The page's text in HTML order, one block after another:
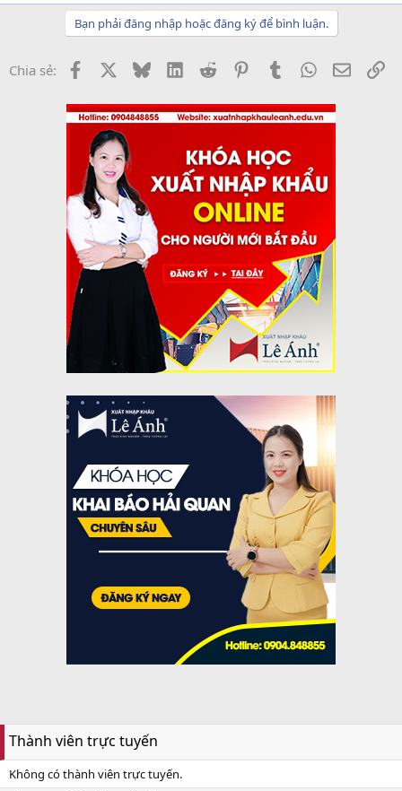
Bạn phải đăng nhập hoặc đăng ký để bình luận.
Chia sẻ: Facebook BlueskyLinkedInReddit PinterestTumblrWhatsApp
Email
Thành viên trực tuyến
Không có thành viên trực tuyến.